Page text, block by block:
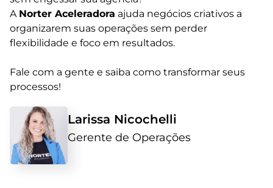
A Norter Aceleradora ajuda negócios criativos a
organizarem suas operações sem perder
flexibilidade e foco em resultados.
Fale com a gente e saiba como transformar seus
processos!
Larissa Nicochelli
Gerente de Operações